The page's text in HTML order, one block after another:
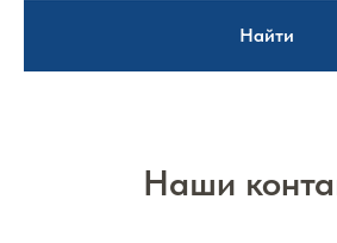
Найти
Наши